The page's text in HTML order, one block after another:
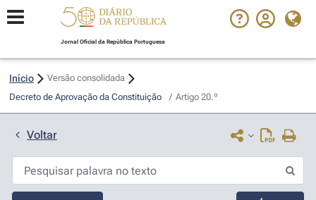
Jornal Oficial da República Portuguesa
Início
Versão consolidada
Decreto de Aprovação da Constituição
/ Artigo 20.º
Voltar